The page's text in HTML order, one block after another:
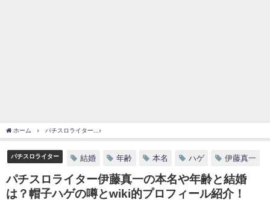
ホーム パチスロライター
パチスロライター 結婚 年齢 本名 ハゲ 伊藤真一
パチスロライター伊藤真一の本名や年齢と結婚
は？帽子ハゲの噂とwiki的プロフィール紹介！